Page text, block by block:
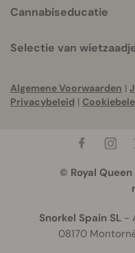
Cannabiseducatie
Selectie van
Algemene Voorwaarden |
Privacybeleid |
© Royal
Snorkel Spain SL-
08170